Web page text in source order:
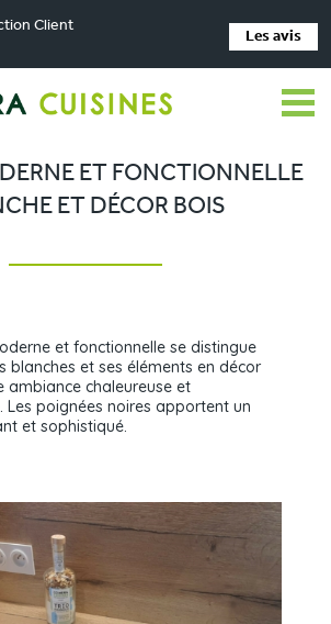
Client
Les avis
magasins de cuisine > Cuisiniste Cholet
et fonctionnelle blanche et décor bois
ET FONCTIONNELLE
ET DÉCOR BOIS
et fonctionnelle se distingue
blanches et ses éléments en décor
ambiance chaleureuse et
Les poignées noires apportent un
et sophistiqué.